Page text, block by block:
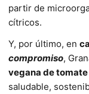
partir de
cítricos.
Y, por último, en
compromiso,
vegana de
saludable,